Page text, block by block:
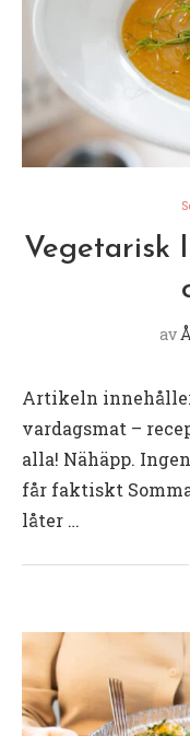
Vegetarisk
av
Artikeln
vardagsmat –
alla! Nähäpp.
får faktiskt
låter …